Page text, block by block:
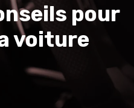
pour
voiture